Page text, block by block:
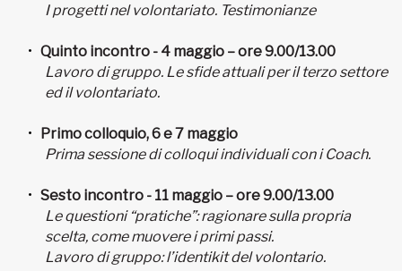
I progetti nel volontariato. Testimonianze
Quinto incontro - 4 maggio – ore 9.00/13.00
Lavoro di gruppo. Le sfide attuali per il terzo settore
ed il volontariato.
Primo colloquio, 6 e 7 maggio
Prima sessione di colloqui individuali con i Coach.
Sesto incontro - 11 maggio – ore 9.00/13.00
Le questioni “pratiche”: ragionare sulla propria
scelta, come muovere i primi passi.
Lavoro di gruppo: l’identikit del volontario.